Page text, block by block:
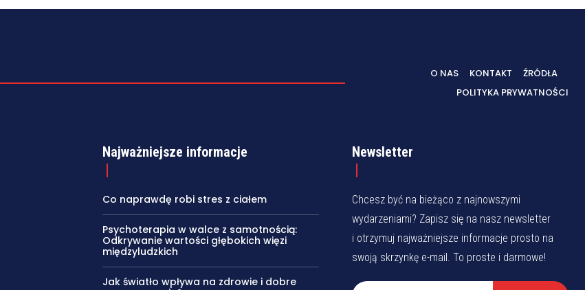
O NAS KONTAKT
ŹRÓDŁA
POLITYKA PRYWATNOŚCI
Najważniejsze informacje
Co naprawdę robi stres z ciałem
Psychoterapia w walce z samotnością:
Odkrywanie wartości głębokich więzi
międzyludzkich
Jak światło wpływa na zdrowie i dobre
Newsletter
Chcesz być na bieżąco z najnowszymi
wydarzeniami? Zapisz się na nasz newsletter
i otrzymuj najważniejsze informacje prosto na
swoją skrzynkę e-mail. To proste i darmowe!